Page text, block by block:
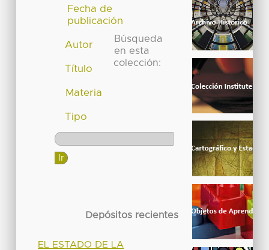
Fecha de
publicación
Autor
Título
Materia
Tipo
Búsqueda
en esta
colección:
Depósitos recientes
EL ESTADO DE LA